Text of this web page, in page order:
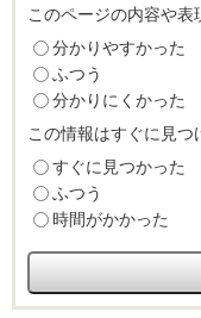
このページの内容や表
分かりやすかった
ふつう
分かりにくかった
この情報はすぐに見つ
すぐに見つかった
ふつう
時間がかかった